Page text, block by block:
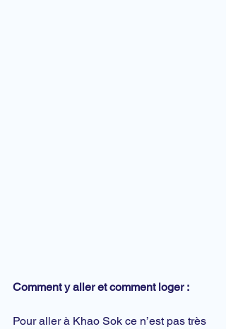
Comment y aller et comment loger :
Pour aller à Khao Sok ce n’est pas très